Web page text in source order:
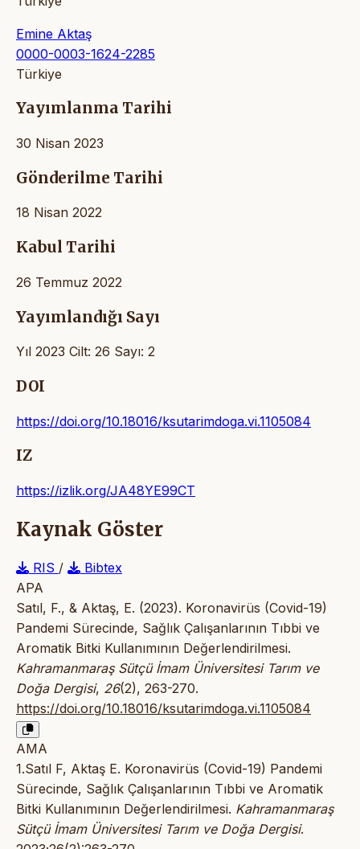
Emine Aktaş
0000-0003-1624-2285
Türkiye
Yayımlanma Tarihi
30 Nisan 2023
Gönderilme Tarihi
18 Nisan 2022
Kabul Tarihi
26 Temmuz 2022
Yayımlandığı Sayı
Yıl 2023 Cilt: 26 Sayı: 2
DOI
https://doi.org/10.18016/ksutarimdoga.vi.1105084
IZ
https://izlik.org/JA48YE99CT
Kaynak Göster
RIS /
Bibtex
APA
Satıl, F., & Aktaş, E. (2023). Koronavirüs (Covid-19)
Pandemi Sürecinde, Sağlık Çalışanlarının Tıbbi ve
Aromatik Bitki Kullanımının Değerlendirilmesi.
Kahramanmaraş Sütçü İmam Üniversitesi Tarım ve
Doğa Dergisi, 26(2), 263-270.
https://doi.org/10.18016/ksutarimdoga.vi.1105084
AMA
1.Satıl F, Aktaş E. Koronavirüs (Covid-19) Pandemi
Sürecinde, Sağlık Çalışanlarının Tıbbi ve Aromatik
Bitki Kullanımının Değerlendirilmesi. Kahramanmaraş
Sütçü İmam Üniversitesi Tarım ve Doğa Dergisi.